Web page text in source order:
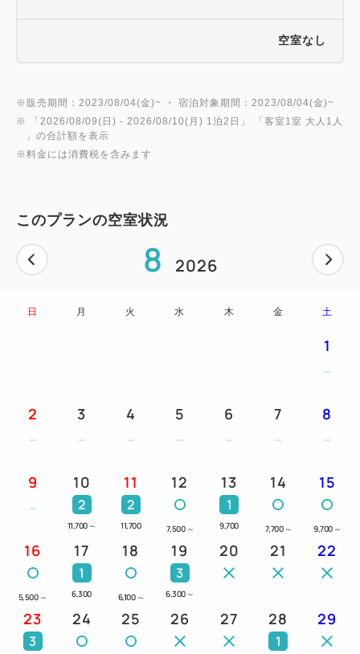
※満車の場合は、お客様ご負担にて有料駐車場の利用
【交通アクセス】
◎ＪＲ掛川駅南口より徒歩２分
◎東名高速道路、掛川ＩＣよりお車で３分
空室なし
※販売期間：2023/08/04(金)~ ・ 宿泊対象期間：2023/08/04(金)~
※ 「 2026/08/09(日) - 2026/08/10(月) 1泊2日 」 「客室1室 大人1人
」の合計額を表示
※料金には消費税を含みます
このプランの空室状況
8 2026
日 月 火 水 木 金 土
1
2 3 4 5 6 7 8
9 10
2
11,700 ～
11
2
11,700
12
7,500 ～
13
1
9,700
14
7,700 ～
15
9,700 ～
16
5,500 ～
17
1
6,300
18
6,100 ～
19
3
6,300 ～
20 21 22
23
3
24 25 26 27 28
1
29